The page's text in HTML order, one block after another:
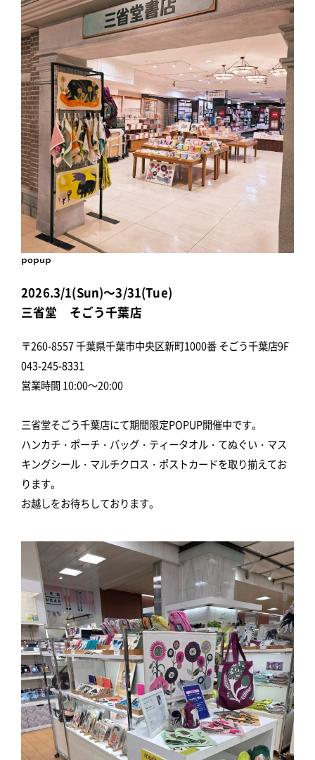
popup
2026.3/1(Sun)～3/31(Tue)
三省堂 そごう千葉店
〒260-8557 千葉県千葉市中央区新町1000番 そごう千葉店9F
043-245-8331
営業時間 10:00～20:00
三省堂そごう千葉店にて期間限定POPUP開催中です。
ハンカチ・ポーチ・バッグ・ティータオル・てぬぐい・マス
キングシール・マルチクロス・ポストカードを取り揃えてお
ります。
お越しをお待ちしております。